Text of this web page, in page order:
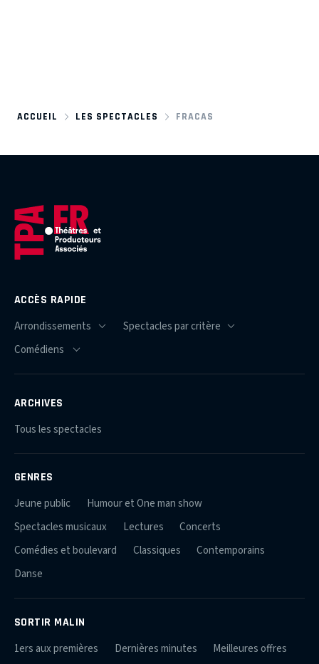
ACCUEIL LES SPECTACLES FRACAS
ACCÈS RAPIDE
ARCHIVES
Tous les spectacles
GENRES
Jeune public
Humour et One man show
Spectacles musicaux
Lectures
Concerts
Comédies et boulevard
Classiques
Contemporains
Danse
SORTIR MALIN
1ers aux premières Dernières minutes Meilleures offres